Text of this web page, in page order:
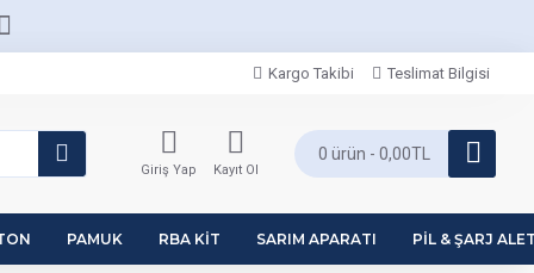
Kargo Takibi Teslimat Bilgisi
Giriş Yap Kayıt Ol
0 ürün - 0,00TL
PAMUK RBA KIT SARIM APARATI PIL & ŞARJ